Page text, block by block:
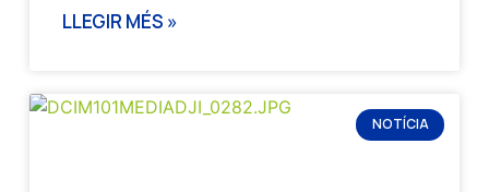
LLEGIR MÉS »
NOTÍCIA